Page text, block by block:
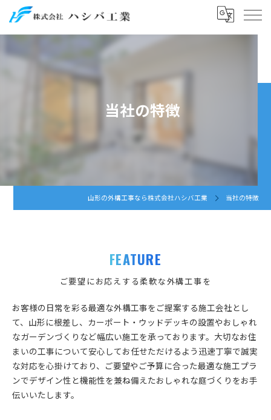
当社の特徴
山形の外構工事なら株式会社ハシバ工業 当社の特徴
ご要望にお応えする柔軟な外構工事を
FEATURE
お客様の日常を彩る最適な外構工事をご提案する施工会社とし
て、山形に根差し、カーポート・ウッドデッキの設置やおしゃれ
なガーデンづくりなど幅広い施工を承っております。大切なお住
まいの工事について安心してお任せただけるよう迅速丁寧で誠実
な対応を心掛けており、ご要望やご予算に合った最適な施工プラ
ンでデザイン性と機能性を兼ね備えたおしゃれな庭づくりをお手
伝いいたします。